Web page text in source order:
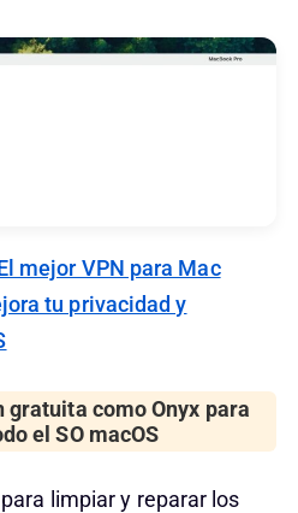
mejor VPN para Mac
tu privacidad y
gratuita como Onyx para
el SO macOS
para limpiar y reparar los